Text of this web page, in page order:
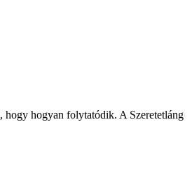
hogy hogyan folytatódik. A Szeretetláng